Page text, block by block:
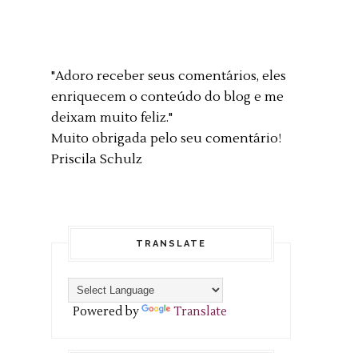
"Adoro receber seus comentários, eles
enriquecem o conteúdo do blog e me
deixam muito feliz."
Muito obrigada pelo seu comentário!
Priscila Schulz
TRANSLATE
Powered by Translate